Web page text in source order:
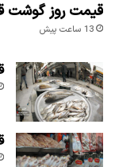
قیمت روز گوشت قرمز در ۱۷
13 ساعت پیش